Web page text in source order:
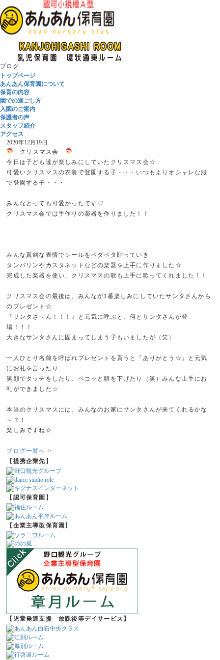
ブログ
トップページ
あんあん保育園について
保育の内容
園での過ごし方
入園のご案内
保護者の声
スタッフ紹介
アクセス
2020年12月19日
クリスマス会
今日は子ども達が楽しみにしていたクリスマス会☆
可愛いクリスマスの衣装で登園する子・・・いつもよりオシャレな服
で登園する子・・・
みんなとっても可愛かったです♡
クリスマス会では手作りの楽器を作りました！！
みんな真剣な表情でシールをペタペタ貼っていき
タンバリンやカスタネットなどの楽器を上手に作りました☆
完成した楽器を使い、クリスマスの歌も上手に歌ってくれました！！
クリスマス会の最後は、みんなが1番楽しみにしていたサンタさんから
のプレゼント☆
『サンタさ～ん！！！』と元気に呼ぶと、何とサンタさんが登
場！！！
大きなサンタさんに固まってしまう子もいましたが（笑）
一人ひとり名前を呼ばれプレゼントを貰うと『ありがとう☆』と元気
にお礼を言ったり
笑顔でタッチをしたり、ペコッと頭を下げたり（笑）みんな上手にお
礼ができました☆
本当のクリスマスには、みんなのお家にサンタさんが来てくれるかな
～？！
楽しみですね☆
ブログ一覧へ >
【提携企業先】
【認可保育園】
【企業主導型保育園】
【児童発達支援 放課後等デイサービス】